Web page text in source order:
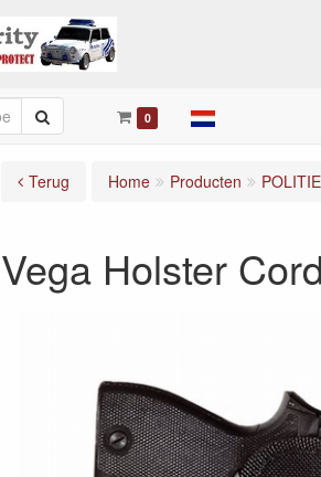
0
Terug Home Producten
Vega Holster